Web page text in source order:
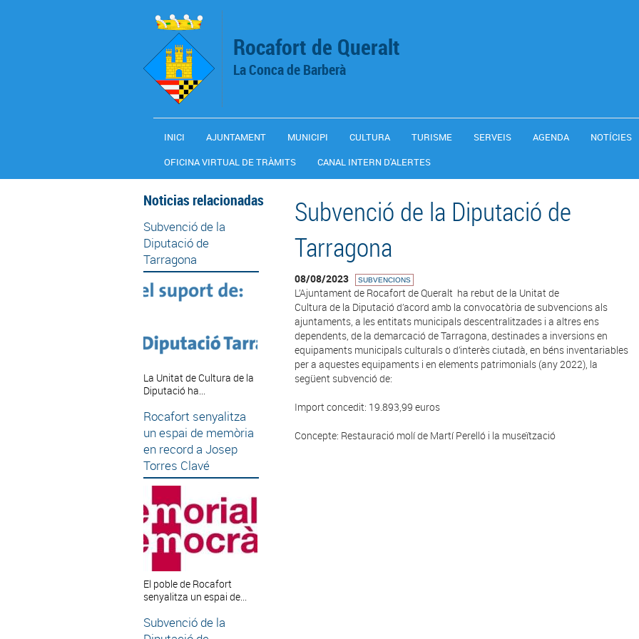
Rocafort de Queralt
La Conca de Barberà
INICI AJUNTAMENT MUNICIPI CULTURA TURISME SERVEIS AGENDA
NOTÍCIES
OFICINA VIRTUAL DE TRÀMITS
CANAL INTERN D'ALERTES
Noticias relacionadas
Subvenció de la
Diputació de
Tarragona
La Unitat de Cultura de la
Diputació ha...
Rocafort senyalitza
un espai de memòria
en record a Josep
Torres Clavé
El poble de Rocafort
senyalitza un espai de...
Subvenció de la
Subvenció de la Diputació de
Tarragona
08/08/2023 SUBVENCIONS
L’Ajuntament de Rocafort de Queralt ha rebut de la Unitat de
Cultura de la Diputació d’acord amb la convocatòria de subvencions als
ajuntaments, a les entitats municipals descentralitzades i a altres ens
dependents, de la demarcació de Tarragona, destinades a inversions en
equipaments municipals culturals o d’interès ciutadà, en béns inventariables
per a aquestes equipaments i en elements patrimonials (any 2022), la
següent subvenció de:
Import concedit: 19.893,99 euros
Concepte: Restauració molí de Martí Perelló i la museïtzació